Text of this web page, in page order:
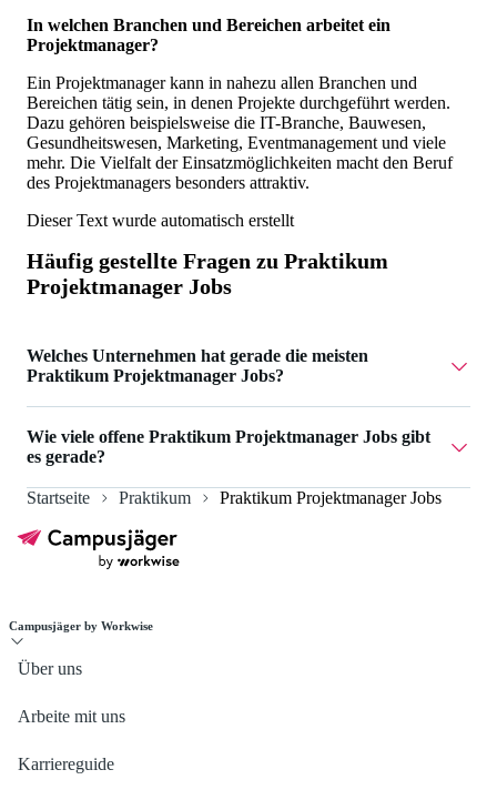
In welchen Branchen und Bereichen arbeitet ein
Projektmanager?
Ein Projektmanager kann in nahezu allen Branchen und
Bereichen tätig sein, in denen Projekte durchgeführt werden.
Dazu gehören beispielsweise die IT-Branche, Bauwesen,
Gesundheitswesen, Marketing, Eventmanagement und viele
mehr. Die Vielfalt der Einsatzmöglichkeiten macht den Beruf
des Projektmanagers besonders attraktiv.
Dieser Text wurde automatisch erstellt
Häufig gestellte Fragen zu Praktikum
Projektmanager Jobs
Welches Unternehmen hat gerade die meisten
Praktikum Projektmanager Jobs?
Projektmanager Jobs.
Wie viele offene Praktikum Projektmanager Jobs gibt
es gerade?
Aktuell gibt es 55 Praktikum Projektmanager Jobs.
Startseite Praktikum Praktikum Projektmanager Jobs
Campusjäger by Workwise
Über uns
Arbeite mit uns
Karriereguide